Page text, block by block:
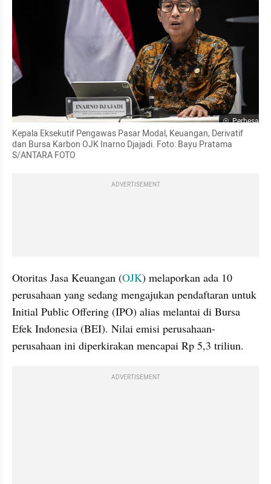
Perbesar
Kepala Eksekutif Pengawas Pasar Modal, Keuangan, Derivatif
dan Bursa Karbon OJK Inarno Djajadi. Foto: Bayu Pratama
S/ANTARA FOTO
ADVERTISEMENT
Otoritas Jasa Keuangan (OJK) melaporkan ada 10
perusahaan yang sedang mengajukan pendaftaran untuk
Initial Public Offering (IPO) alias melantai di Bursa
Efek Indonesia (BEI). Nilai emisi perusahaan-
perusahaan ini diperkirakan mencapai Rp 5,3 triliun.
ADVERTISEMENT